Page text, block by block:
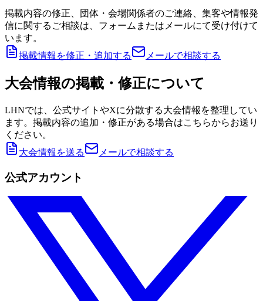
掲載内容の修正、団体・会場関係者のご連絡、集客や情報発
信に関するご相談は、フォームまたはメールにて受け付けて
います。
掲載情報を修正・追加する
メールで相談する
大会情報の掲載・修正について
LHNでは、公式サイトやXに分散する大会情報を整理してい
ます。掲載内容の追加・修正がある場合はこちらからお送り
ください。
大会情報を送る
メールで相談する
公式アカウント